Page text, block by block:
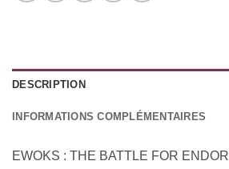
DESCRIPTION
INFORMATIONS COMPLÉMENTAIRES
EWOKS : THE BATTLE FOR ENDOR